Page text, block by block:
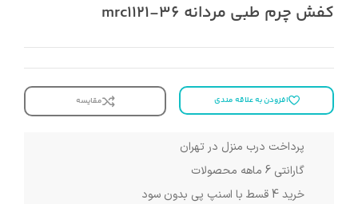
کفش چرم طبی مردانه mrc1121-36
افزودن به علاقه مندی مقایسه
پرداخت درب منزل در تهران
گارانتی 6 ماهه محصولات
خرید 4 قسط با اسنپ پی بدون سود